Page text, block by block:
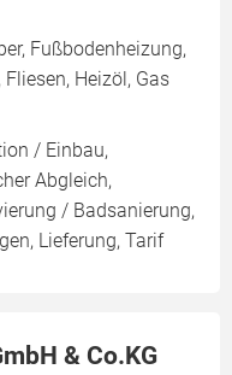
Fußbodenheizung,
Heizöl, Gas
/ Einbau,
Abgleich,
/ Badsanierung,
Lieferung, Tarif
& Co.KG